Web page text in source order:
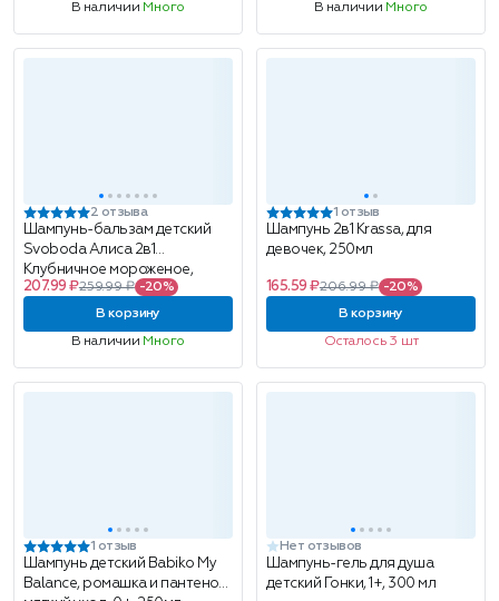
В наличии Много В наличии Много
2 отзыва
Шампунь-бальзам детский
Svoboda Алиса 2в1
Клубничное мороженое,
легкое расчесывание, 350 мл
207.99 ₽259.99 ₽ -20%
В корзину
В наличии Много
1 отзыв
Шампунь 2в1 Krassa, для
девочек, 250мл
165.59 ₽206.99 ₽ -20%
В корзину
Осталось 3 шт
1 отзыв
Шампунь детский Babiko My
Balance, ромашка и пантенол,
Нет отзывов
Шампунь-гель для душа
детский Гонки, 1+, 300 мл